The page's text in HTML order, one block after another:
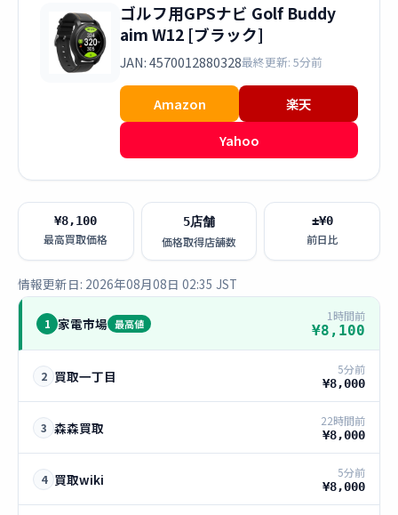
ゴルフ用GPSナビ Golf Buddy
aim W12 [ブラック]
JAN: 4570012880328最終更新: 5分前
Amazon
楽天
Yahoo
¥8,100
最高買取価格
5店舗
価格取得店舗数
±¥0
前日比
情報更新日: 2026年08月08日 02:35 JST
1 家電市場 最高値
1時間前
¥8,100
2 買取一丁目 5分前
¥8,000
3 森森買取 22時間前
¥8,000
4 買取wiki 5分前
¥8,000